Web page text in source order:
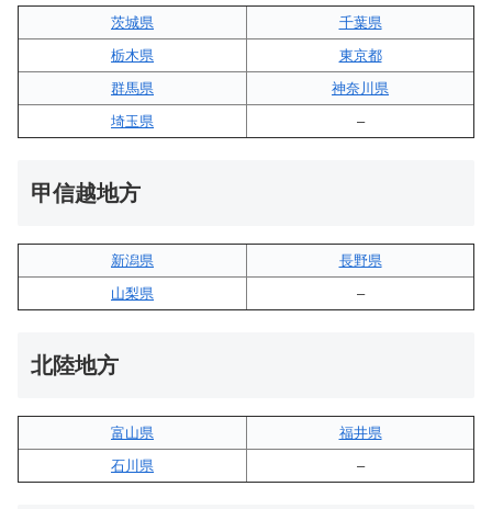
茨城県
千葉県
栃木県
東京都
群馬県
神奈川県
埼玉県
–
甲信越地方
新潟県
長野県
山梨県
–
北陸地方
富山県
福井県
石川県
–